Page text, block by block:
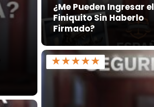
¿Me Pueden Ingresar el
Finiquito Sin Haberlo
Firmado?
★★★★★